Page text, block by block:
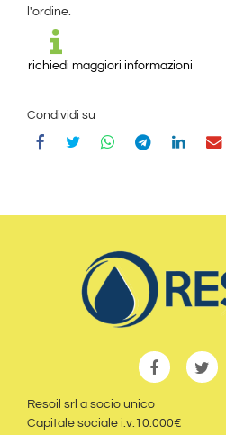
l'ordine.
richiedi maggiori informazioni
Condividi su
Resoil srl a socio unico
Capitale sociale i.v.10.000€